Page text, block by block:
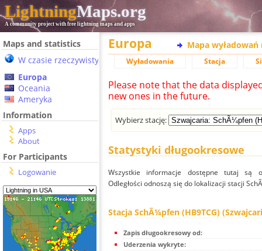
LightningMaps.org
A community project with free lightning maps and apps
Maps and statistics
W czasie rzeczywistym
Europa
Oceania
Ameryka
Information
Apps
About
For Participants
Logowanie
Europa Mapa wyładowań
Wyładowania Stacja
Please note that the data
new ones in the future.
Wybierz stację:
Statystyki długookresowe
Wszystkie informacje dostępne tutaj są
Odległości odnoszą się do lokalizacji stacji
Stacja SchÃ¼pfen (HB9TCG)
Zapis długookresowy od:
Uderzenia wykryte: